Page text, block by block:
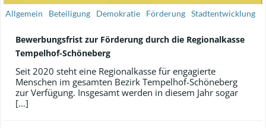
Allgemein Beteiligung Demokratie Förderung Stadtentwicklung
Bewerbungsfrist zur Förderung durch die Regionalkasse
Tempelhof-Schöneberg
Seit 2020 steht eine Regionalkasse für engagierte
Menschen im gesamten Bezirk Tempelhof-Schöneberg
zur Verfügung. Insgesamt werden in diesem Jahr sogar
[…]